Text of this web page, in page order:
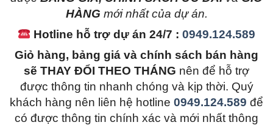
HÀNG mới nhất của dự án.
Hotline hỗ trợ dự án 24/7 :0949.124.589
Giỏ hàng, bảng giá và chính sách bán hàng
sẽ THAY ĐỔI THEO THÁNG nên để hỗ trợ
được thông tin nhanh chóng và kịp thời. Quý
khách hàng nên liên hệ hotline 0949.124.589 để
có được thông tin chính xác và mới nhất thông